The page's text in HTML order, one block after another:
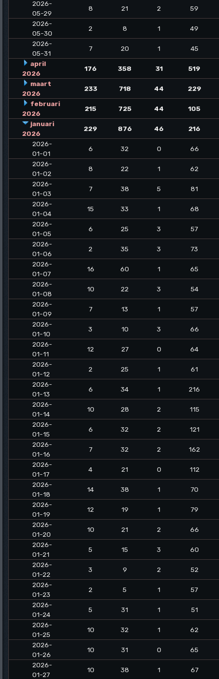
2026-
05-29
8 21 2
59
2026-
05-30
2 8 1
49
2026-
05-31
7 20 1
45
april
2026
176 358 31
519
maart
2026
233 718 44
229
februari
2026
215 725 44
105
januari
2026
229 876 46
216
2026-
01-01
6 32 0
66
2026-
01-02
8 22 1
62
2026-
01-03
7 38 5
81
2026-
01-04
15 33 1
68
2026-
01-05
6 25 3
57
2026-
01-06
2 35 3
73
2026-
01-07
16 60 1
65
2026-
01-08
10 22 3
54
2026-
01-09
7 13 1
57
2026-
01-10
3 10 3
66
2026-
01-11
12 27 0
64
2026-
01-12
2 25 1
61
2026-
01-13
6 34 1
216
2026-
01-14
10 28 2
115
2026-
01-15
6 32 2
121
2026-
01-16
7 32 2
162
2026-
01-17
4 21 0
112
2026-
01-18
14 38 1
70
2026-
01-19
12 19 1
79
2026-
01-20
10 21 2
66
2026-
01-21
5 15 3
60
2026-
01-22
3 9 2
52
2026-
01-23
2 5 1
57
2026-
01-24
5 31 1
51
2026-
01-25
10 32 1
62
2026-
01-26
10 31 0
65
2026-
01-27
10 38 1
67